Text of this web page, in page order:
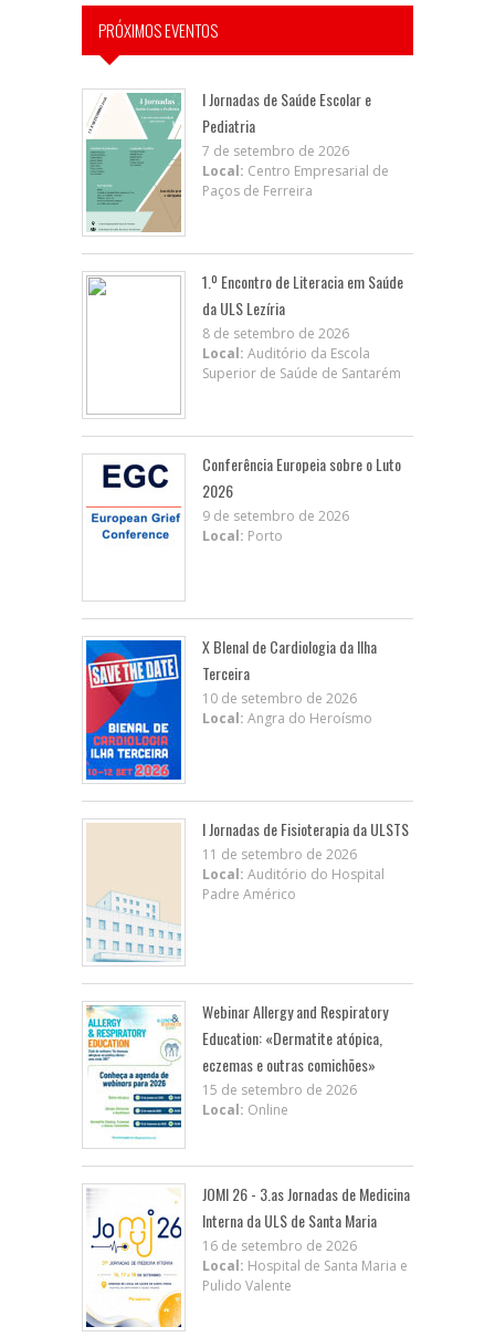
PRÓXIMOS EVENTOS
I Jornadas de Saúde Escolar e
Pediatria
7 de setembro de 2026
Local: Centro Empresarial de
Paços de Ferreira
1.º Encontro de Literacia em Saúde
da ULS Lezíria
8 de setembro de 2026
Local: Auditório da Escola
Superior de Saúde de Santarém
Conferência Europeia sobre o Luto
2026
9 de setembro de 2026
Local: Porto
X BIenal de Cardiologia da Ilha
Terceira
10 de setembro de 2026
Local: Angra do Heroísmo
I Jornadas de Fisioterapia da ULSTS
11 de setembro de 2026
Local: Auditório do Hospital
Padre Américo
Webinar Allergy and Respiratory
Education: «Dermatite atópica,
eczemas e outras comichões»
15 de setembro de 2026
Local: Online
JOMI 26 - 3.as Jornadas de Medicina
Interna da ULS de Santa Maria
16 de setembro de 2026
Local: Hospital de Santa Maria e
Pulido Valente